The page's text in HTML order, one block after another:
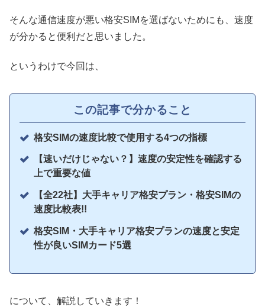
そんな通信速度が悪い格安SIMを選ばないためにも、速度
が分かると便利だと思いました。
というわけで今回は、
この記事で分かること
格安SIMの速度比較で使用する4つの指標
【速いだけじゃない？】速度の安定性を確認する
上で重要な値
【全22社】大手キャリア格安プラン・格安SIMの
速度比較表!!
格安SIM・大手キャリア格安プランの速度と安定
性が良いSIMカード5選
について、解説していきます！